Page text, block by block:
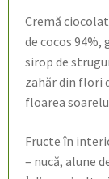
Cremă
de cocos 94%,
sirop de
zahăr din flori
floarea
Fructe în
– nucă, alune